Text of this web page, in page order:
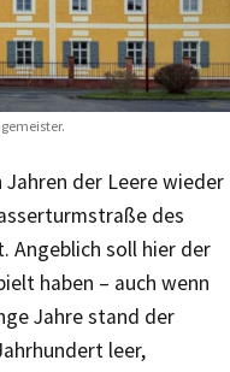
Jahren der Leere wieder
des
Angeblich soll hier der
haben – auch wenn
Jahre stand der
leer,